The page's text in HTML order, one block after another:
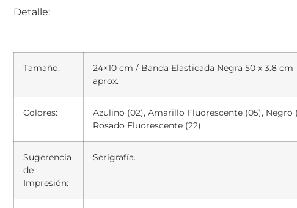
Detalle:
Tamaño:
24×10 cm / Banda Elasticada Negra 50 x 3.8 cm
aprox.
Colores:
Azulino (02), Amarillo Fluorescente (05), Negro
Rosado Fluorescente (22).
Sugerencia
de
Impresión:
Serigrafía.